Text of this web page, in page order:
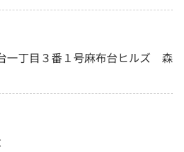
一丁目３番１号麻布台ヒルズ 森